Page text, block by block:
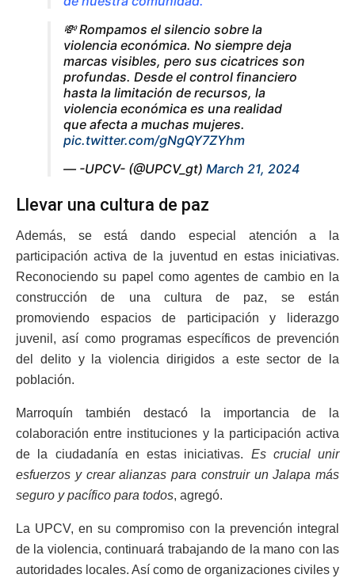
💸 Rompamos el silencio sobre la
violencia económica. No siempre deja
marcas visibles, pero sus cicatrices son
profundas. Desde el control financiero
hasta la limitación de recursos, la
violencia económica es una realidad
que afecta a muchas mujeres.
pic.twitter.com/gNgQY7ZYhm
— -UPCV- (@UPCV_gt) March 21, 2024
Llevar una cultura de paz
Además, se está dando especial atención a la
participación activa de la juventud en estas iniciativas.
Reconociendo su papel como agentes de cambio en la
construcción de una cultura de paz, se están
promoviendo espacios de participación y liderazgo
juvenil, así como programas específicos de prevención
del delito y la violencia dirigidos a este sector de la
población.
Marroquín también destacó la importancia de la
colaboración entre instituciones y la participación activa
de la ciudadanía en estas iniciativas. Es crucial unir
esfuerzos y crear alianzas para construir un Jalapa más
seguro y pacífico para todos, agregó.
La UPCV, en su compromiso con la prevención integral
de la violencia, continuará trabajando de la mano con las
autoridades locales. Así como de organizaciones civiles y